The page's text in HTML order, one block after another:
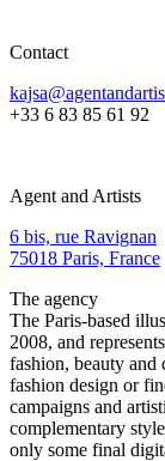
Contact
+33 6 83 85 61 92
Agent and Artists
6 bis, rue Ravignan
75018 Paris, France
The agency
The Paris-based
2008, and
fashion, beauty
fashion design or
campaigns and
complementary
only some final